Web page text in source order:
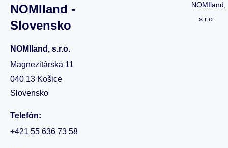
NOMIland -
Slovensko
NOMIland, s.r.o.
Magnezitárska 11
040 13 Košice
Slovensko
Telefón:
+421 55 636 73 58
NOMIland,
s.r.o.